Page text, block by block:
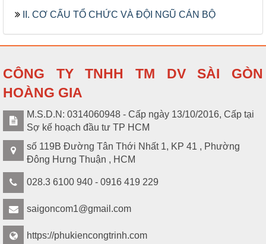
II. CƠ CẤU TỔ CHỨC VÀ ĐỘI NGŨ CÁN BỘ
CÔNG TY TNHH TM DV SÀI GÒN
HOÀNG GIA
M.S.D.N: 0314060948 - Cấp ngày 13/10/2016, Cấp tại
Sợ kế hoạch đầu tư TP HCM
số 119B Đường Tân Thới Nhất 1, KP 41 , Phường
Đông Hưng Thuận , HCM
028.3 6100 940 - 0916 419 229
saigoncom1@gmail.com
https://phukiencongtrinh.com